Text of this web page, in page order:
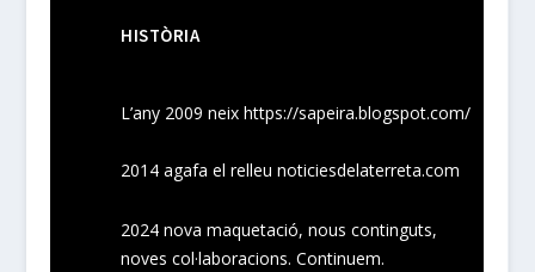
HISTÒRIA
L’any 2009 neixhttps://sapeira.blogspot.com/
2014 agafa el relleu noticiesdelaterreta.com
2024nova maquetació, nouscontinguts,
novescol·laboracions. Continuem.